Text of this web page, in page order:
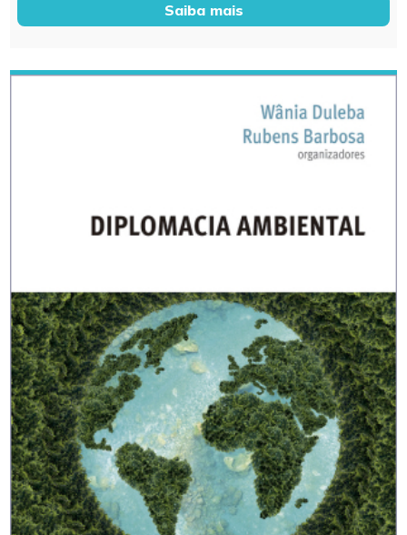
Saiba mais